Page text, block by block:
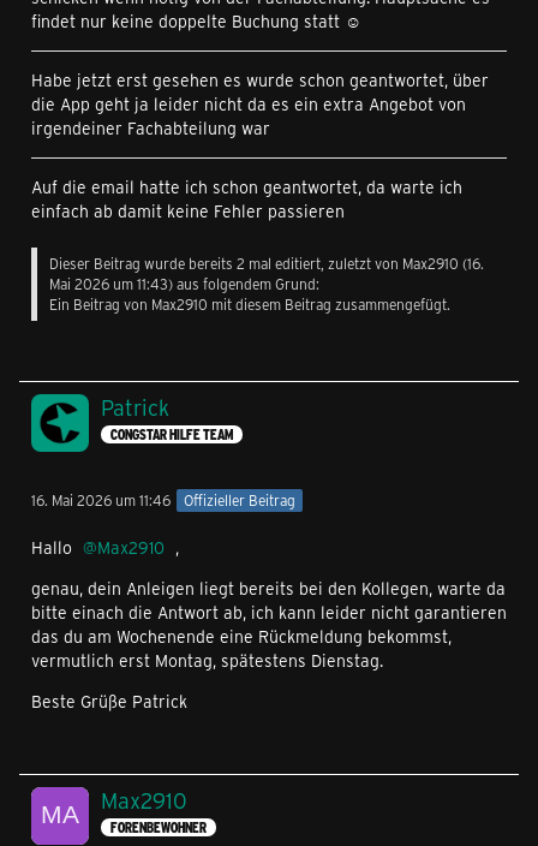
findet nur keine doppelte Buchung statt ☺️
Habe jetzt erst gesehen es wurde schon geantwortet, über
die App geht ja leider nicht da es ein extra Angebot von
irgendeiner Fachabteilung war
Auf die email hatte ich schon geantwortet, da warte ich
einfach ab damit keine Fehler passieren
Dieser Beitrag wurde bereits 2 mal editiert, zuletzt von Max2910 (16.
Mai 2026 um 11:43) aus folgendem Grund:
Ein Beitrag von Max2910 mit diesem Beitrag zusammengefügt.
Patrick
CONGSTAR HILFE TEAM
16. Mai 2026 um 11:46 Offizieller Beitrag
Hallo Max2910 ,
genau, dein Anleigen liegt bereits bei den Kollegen, warte da
bitte einach die Antwort ab, ich kann leider nicht garantieren
das du am Wochenende eine Rückmeldung bekommst,
vermutlich erst Montag, spätestens Dienstag.
Beste Grüße Patrick
Max2910
FORENBEWOHNER